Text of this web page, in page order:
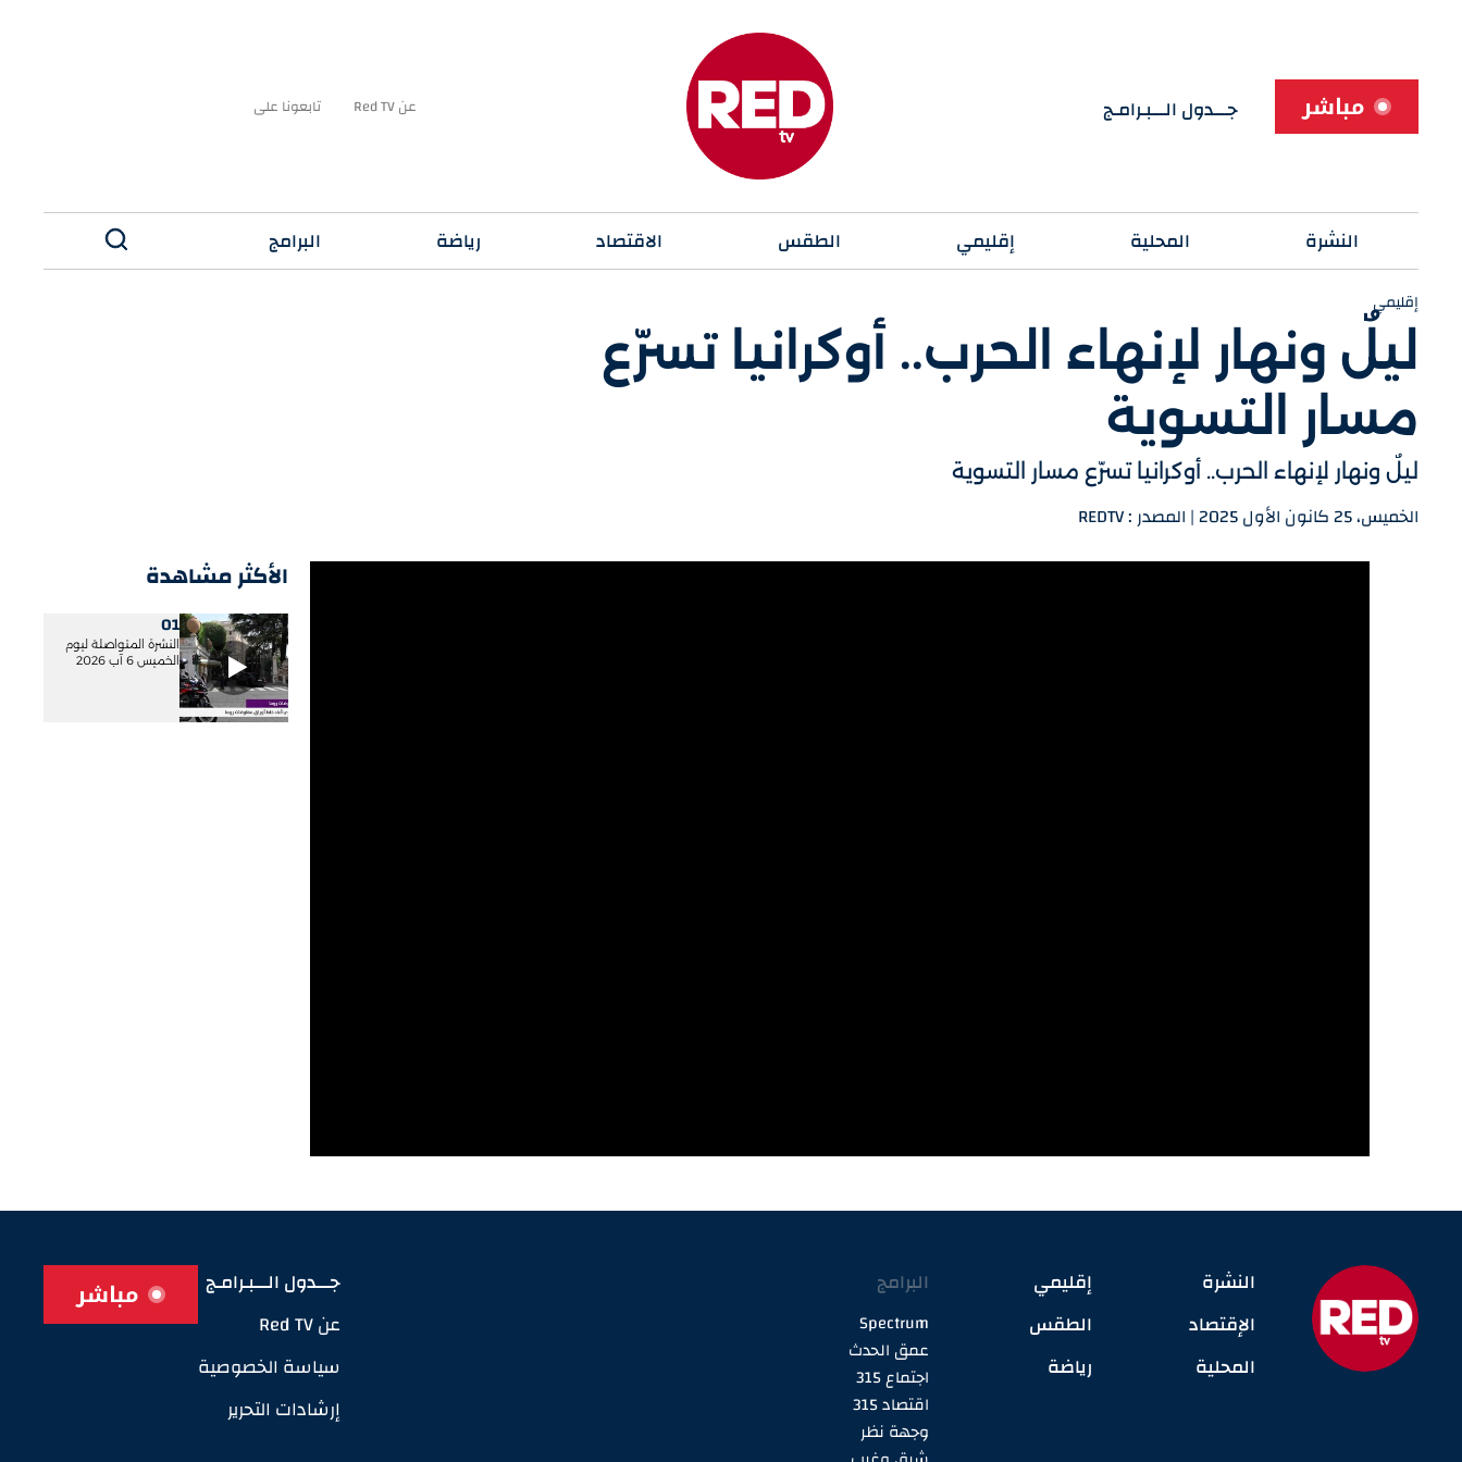
مباشر جـــدول الـــبـرامـج عن Red TV تابعونا على
النشرة المحلية إقليمي الطقس الاقتصاد رياضة البرامج
إقليمي
ليلٌ ونهار لإنهاء الحرب.. أوكرانيا تسرّع
مسار التسوية
ليلٌ ونهار لإنهاء الحرب.. أوكرانيا تسرّع مسار التسوية
الخميس، 25 كانون الأول 2025 | المصدر : REDTV
الأكثر مشاهدة
01
النشرة المتواصلة ليوم
الخميس 6 آب 2026
النشرة
الإقتصاد
المحلية
إقليمي
الطقس
رياضة
البرامج
Spectrum
عمق الحدث
اجتماع 315
اقتصاد 315
وجهة نظر
جـــدول الـــبـرامـج
عن Red TV
سياسة الخصوصية
إرشادات التحرير
مباشر